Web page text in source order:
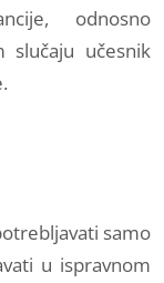
odnosno
slučaju učesnik
samo
u ispravnom